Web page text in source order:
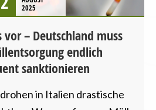
2025
vor – Deutschland muss
endlich
sanktionieren
in Italien drastische